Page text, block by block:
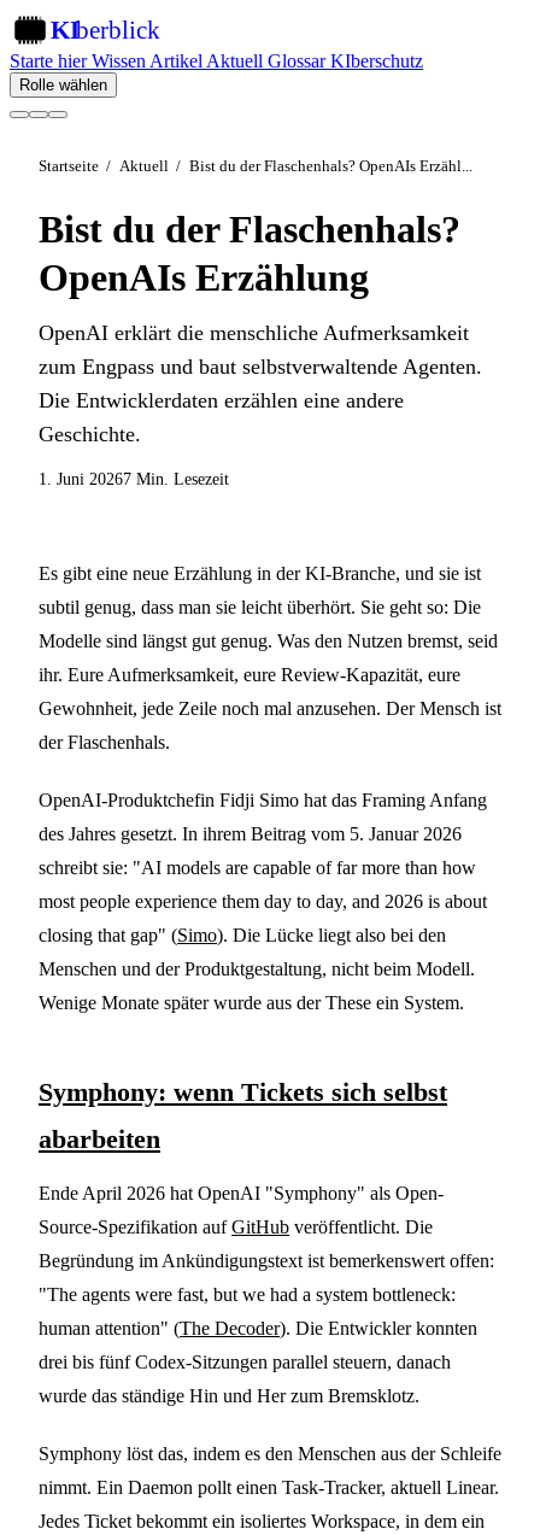
KIberblick
Starte hierWissen Artikel Aktuell GlossarKIberschutz
Rolle wählen
Startseite / Aktuell / Bist du der Flaschenhals? OpenAIs Erzähl...
Bist du der Flaschenhals?
OpenAIs Erzählung
OpenAI erklärt die menschliche Aufmerksamkeit
zum Engpass und baut selbstverwaltende Agenten.
Die Entwicklerdaten erzählen eine andere
Geschichte.
1. Juni 20267 Min. Lesezeit
Es gibt eine neue Erzählung in der KI-Branche, und sie ist
subtil genug, dass man sie leicht überhört. Sie geht so: Die
Modelle sind längst gut genug. Was den Nutzen bremst, seid
ihr. Eure Aufmerksamkeit, eure Review-Kapazität, eure
Gewohnheit, jede Zeile noch mal anzusehen. Der Mensch ist
der Flaschenhals.
OpenAI-Produktchefin Fidji Simo hat das Framing Anfang
des Jahres gesetzt. In ihrem Beitrag vom 5. Januar 2026
schreibt sie: "AI models are capable of far more than how
most people experience them day to day, and 2026 is about
closing that gap" (Simo). Die Lücke liegt also bei den
Menschen und der Produktgestaltung, nicht beim Modell.
Wenige Monate später wurde aus der These ein System.
Symphony: wenn Tickets sich selbst
abarbeiten
Ende April 2026 hat OpenAI "Symphony" als Open-
Source-Spezifikation aufGitHub veröffentlicht. Die
Begründung im Ankündigungstext ist bemerkenswert offen:
"The agents were fast, but we had a system bottleneck:
human attention" (The Decoder). Die Entwickler konnten
drei bis fünf Codex-Sitzungen parallel steuern, danach
wurde das ständige Hin und Her zum Bremsklotz.
Symphony löst das, indem es den Menschen aus der Schleife
nimmt. Ein Daemon pollt einen Task-Tracker, aktuell Linear.
Jedes Ticket bekommt ein isoliertes Workspace, in dem ein